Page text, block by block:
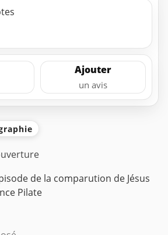
Ajouter
un avis
de la comparution de Jésus
Pilate